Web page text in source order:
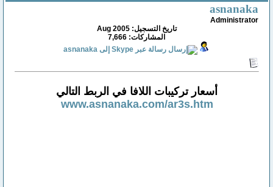
asnanaka
Administrator
تاريخ التسجيل: Aug 2005
المشاركات: 7,666
أسعار تركيبات اللافا في الربط التالي
www.asnanaka.com/ar3s.htm